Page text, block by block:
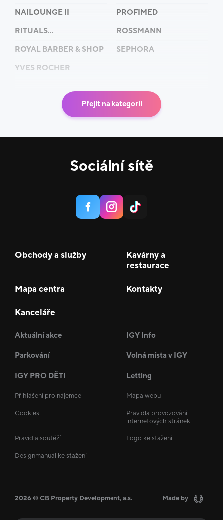
NAILOUNGE II
PROFIMED
RITUALS...
ROSSMANN
ROYAL BARBER & SHOP
SEPHORA
YVES ROCHER
Přejít na kategorii
Sociální sítě
Obchody a služby
Kavárny a
restaurace
Mapa centra Kontakty
Kanceláře
Aktuální akce IGY Info
Parkování Volná místa v IGY
IGY PRO DĚTI Letting
Přihlášení pro nájemce Mapa webu
Cookies
Pravidla provozování
internetových stránek
Pravidla soutěží Logo ke stažení
Designmanuál ke stažení
2026 © CB Property Development, a.s. Made by